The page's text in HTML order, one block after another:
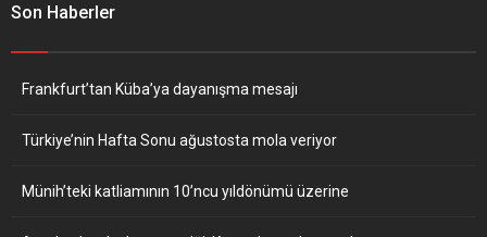
Son Haberler
Frankfurt’tan Küba’ya dayanışma mesajı
Türkiye’nin Hafta Sonu ağustosta mola veriyor
Münih’teki katliamının 10’ncu yıldönümü üzerine